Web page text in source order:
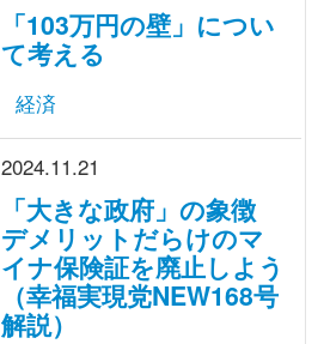
「103万円の壁」につい
て考える
経済
2024.11.21
「大きな政府」の象徴
デメリットだらけのマ
イナ保険証を廃止しよう
（幸福実現党NEW168号
解説）